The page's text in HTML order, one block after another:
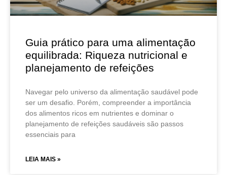
Guia prático para uma alimentação
equilibrada: Riqueza nutricional e
planejamento de refeições
Navegar pelo universo da alimentação saudável pode
ser um desafio. Porém, compreender a importância
dos alimentos ricos em nutrientes e dominar o
planejamento de refeições saudáveis são passos
essenciais para
LEIA MAIS »